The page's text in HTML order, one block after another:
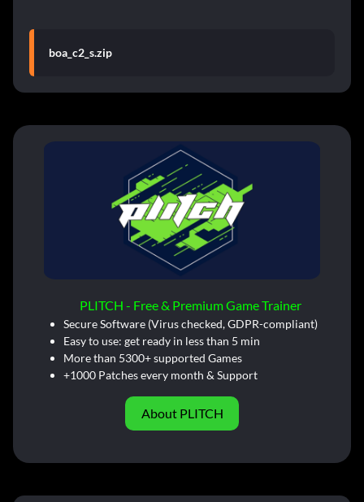
boa_c2_s.zip
PLITCH - Free & Premium Game Trainer
Secure Software (Virus checked, GDPR-compliant)
Easy to use: get ready in less than 5 min
More than 5300+ supported Games
+1000 Patches every month & Support
About PLITCH